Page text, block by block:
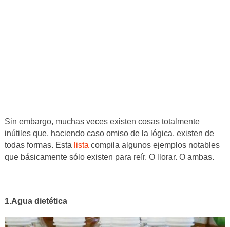
Sin embargo, muchas veces existen cosas totalmente
inútiles que, haciendo caso omiso de la lógica, existen de
todas formas. Esta lista compila algunos ejemplos notables
que básicamente sólo existen para reír. O llorar. O ambas.
1.Agua dietética